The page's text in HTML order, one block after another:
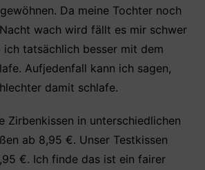
Da meine Tochter noch
wach wird fällt es mir schwer
tatsächlich besser mit dem
Aufjedenfall kann ich sagen,
damit schlafe.
Zirbenkissen in unterschiedlichen
ab 8,95 €. Unser Testkissen
€. Ich finde das ist ein fairer